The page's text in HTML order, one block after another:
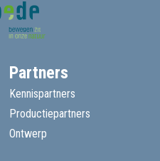
Partners
Kennispartners
Productiepartners
Ontwerp